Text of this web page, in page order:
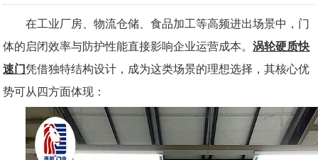
在工业厂房、物流仓储、食品加工等高频进出场景中，门
体的启闭效率与防护性能直接影响企业运营成本。涡轮硬质快
速门凭借独特结构设计，成为这类场景的理想选择，其核心优
势可从四方面体现：​